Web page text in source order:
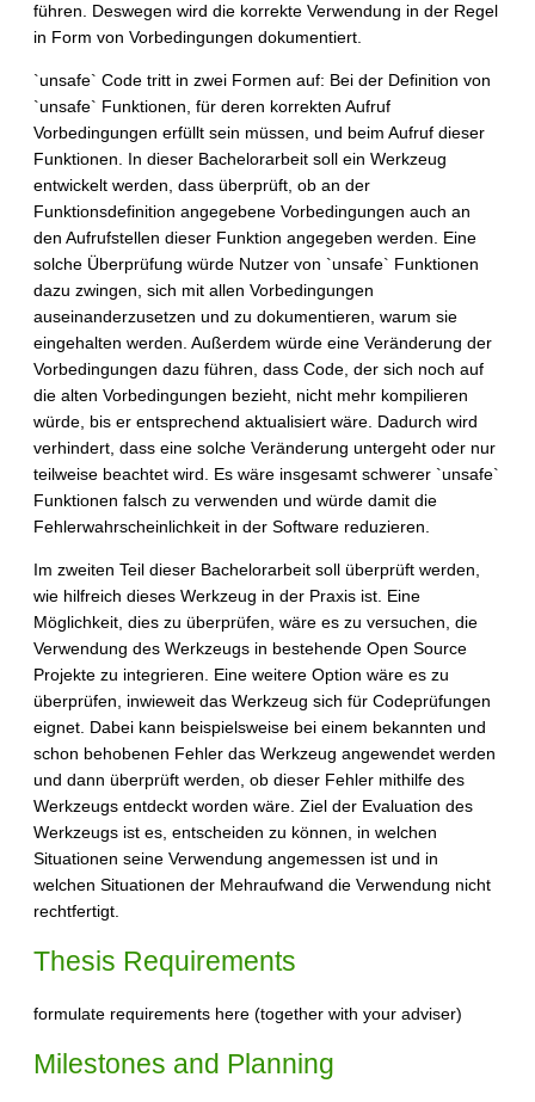
führen. Deswegen wird die korrekte Verwendung in der Regel
in Form von Vorbedingungen dokumentiert.
`unsafe` Code tritt in zwei Formen auf: Bei der Definition von
`unsafe` Funktionen, für deren korrekten Aufruf
Vorbedingungen erfüllt sein müssen, und beim Aufruf dieser
Funktionen. In dieser Bachelorarbeit soll ein Werkzeug
entwickelt werden, dass überprüft, ob an der
Funktionsdefinition angegebene Vorbedingungen auch an
den Aufrufstellen dieser Funktion angegeben werden. Eine
solche Überprüfung würde Nutzer von `unsafe` Funktionen
dazu zwingen, sich mit allen Vorbedingungen
auseinanderzusetzen und zu dokumentieren, warum sie
eingehalten werden. Außerdem würde eine Veränderung der
Vorbedingungen dazu führen, dass Code, der sich noch auf
die alten Vorbedingungen bezieht, nicht mehr kompilieren
würde, bis er entsprechend aktualisiert wäre. Dadurch wird
verhindert, dass eine solche Veränderung untergeht oder nur
teilweise beachtet wird. Es wäre insgesamt schwerer `unsafe`
Funktionen falsch zu verwenden und würde damit die
Fehlerwahrscheinlichkeit in der Software reduzieren.
Im zweiten Teil dieser Bachelorarbeit soll überprüft werden,
wie hilfreich dieses Werkzeug in der Praxis ist. Eine
Möglichkeit, dies zu überprüfen, wäre es zu versuchen, die
Verwendung des Werkzeugs in bestehende Open Source
Projekte zu integrieren. Eine weitere Option wäre es zu
überprüfen, inwieweit das Werkzeug sich für Codeprüfungen
eignet. Dabei kann beispielsweise bei einem bekannten und
schon behobenen Fehler das Werkzeug angewendet werden
und dann überprüft werden, ob dieser Fehler mithilfe des
Werkzeugs entdeckt worden wäre. Ziel der Evaluation des
Werkzeugs ist es, entscheiden zu können, in welchen
Situationen seine Verwendung angemessen ist und in
welchen Situationen der Mehraufwand die Verwendung nicht
rechtfertigt.
Thesis Requirements
formulate requirements here (together with your adviser)
Milestones and Planning